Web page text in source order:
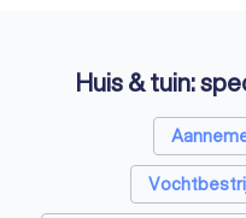
Huis & tuin: